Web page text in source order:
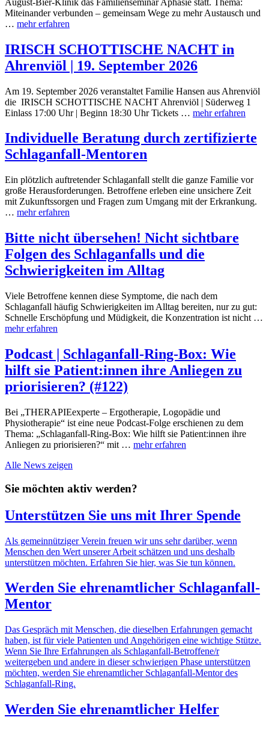
Miteinander verbunden – gemeinsam Wege zu mehr Austausch und
… mehr erfahren
IRISCH SCHOTTISCHE NACHT in
Ahrenviöl | 19. September 2026
Am 19. September 2026 veranstaltet Familie Hansen aus Ahrenviöl
die IRISCH SCHOTTISCHE NACHT Ahrenviöl | Süderweg 1
Einlass 17:00 Uhr | Beginn 18:30 Uhr Tickets … mehr erfahren
Individuelle Beratung durch zertifizierte
Schlaganfall-Mentoren
Ein plötzlich auftretender Schlaganfall stellt die ganze Familie vor
große Herausforderungen. Betroffene erleben eine unsichere Zeit
mit Zukunftssorgen und Fragen zum Umgang mit der Erkrankung.
… mehr erfahren
Bitte nicht übersehen! Nicht sichtbare
Folgen des Schlaganfalls und die
Schwierigkeiten im Alltag
Viele Betroffene kennen diese Symptome, die nach dem
Schlaganfall häufig Schwierigkeiten im Alltag bereiten, nur zu gut:
Schnelle Erschöpfung und Müdigkeit, die Konzentration ist nicht …
mehr erfahren
Podcast | Schlaganfall-Ring-Box: Wie
hilft sie Patient:innen ihre Anliegen zu
priorisieren? (#122)
Bei „THERAPIEexperte – Ergotherapie, Logopädie und
Physiotherapie“ ist eine neue Podcast-Folge erschienen zu dem
Thema: „Schlaganfall-Ring-Box: Wie hilft sie Patient:innen ihre
Anliegen zu priorisieren?“ mit … mehr erfahren
Alle News zeigen
Sie möchten aktiv werden?
Unterstützen Sie uns mit Ihrer Spende
Als gemeinnütziger Verein freuen wir uns sehr darüber, wenn
Menschen den Wert unserer Arbeit schätzen und uns deshalb
unterstützen möchten. Erfahren Sie hier, was Sie tun können.
Werden Sie ehrenamtlicher Schlaganfall-
Mentor
Das Gespräch mit Menschen, die dieselben Erfahrungen gemacht
haben, ist für viele Patienten und Angehörigen eine wichtige Stütze.
Wenn Sie Ihre Erfahrungen als Schlaganfall-Betroffene/r
weitergeben und andere in dieser schwierigen Phase unterstützen
möchten, werden Sie ehrenamtlicher Schlaganfall-Mentor des
Schlaganfall-Ring.
Werden Sie ehrenamtlicher Helfer